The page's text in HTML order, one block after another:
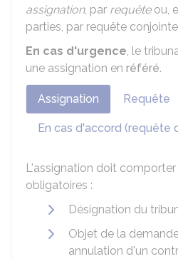
assignation, par requêteou,
parties, par requête
En cas d'urgence, le
une assignation en référé.
Assignation Requête
En cas d'accord (requête
L'assignation doit
obligatoires :
Désignation du
Objet de la
annulation d'un